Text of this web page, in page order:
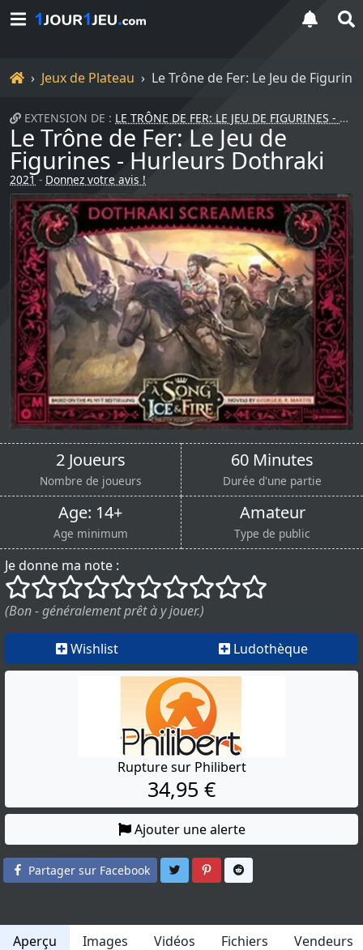
Accueil
Jeux de Plateau Le Trône de Fer: Le Jeu de
EXTENSION DE : LE TRÔNE DE FER: LE JEU DE FIGURINES - TARGARYEN
Le Trône de Fer: Le Jeu de
Figurines - Hurleurs Dothraki
2021- Donnez votre avis !
2 Joueurs
Nombre de joueurs
60 Minutes
Durée d'une partie
Age: 14+
Age minimum
Amateur
Type de public
Je donne ma note :
()
() () () () () () () ()
()
(Bon - généralement prêt à y jouer.)
Wishlist Ludothèque
Rupture sur Philibert
34,95 €
Ajouter une alerte
Partager sur Facebook Partager sur Twitter
Partager sur Pinterest
Aperçu Images Vidéos Fichiers Vendeurs